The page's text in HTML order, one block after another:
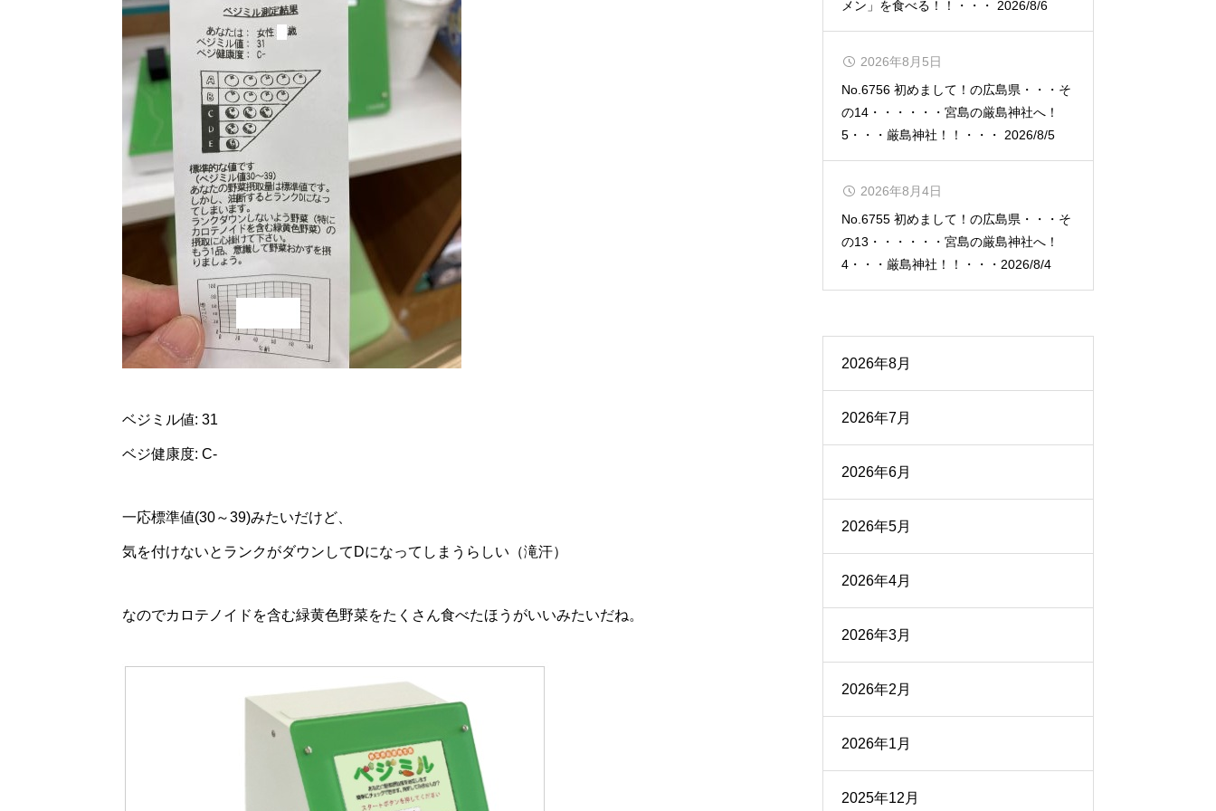
ベジミル値: 31
ベジ健康度: C-
一応標準値(30～39)みたいだけど、
気を付けないとランクがダウンしてDになってしまうらしい（滝汗）
なのでカロテノイドを含む緑黄色野菜をたくさん食べたほうがいいみたいだね。
メン」を食べる！！・・・ 2026/8/6
No.6756 初めまして！の広島県・・・そ
の14・・・・・・宮島の厳島神社へ！
5・・・厳島神社！！・・・ 2026/8/5
2026年8月5日
No.6755 初めまして！の広島県・・・そ
の13・・・・・・宮島の厳島神社へ！
4・・・厳島神社！！・・・2026/8/4
2026年8月4日
2026年8月
2026年7月
2026年6月
2026年5月
2026年4月
2026年3月
2026年2月
2026年1月
2025年12月